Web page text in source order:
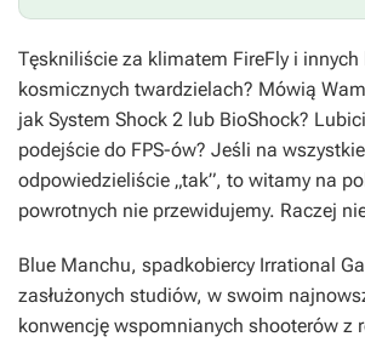
Tęskniliście za klimatem FireFly i
kosmicznych twardzielach? Mówią
jak System Shock 2 lub BioShock?
podejście do FPS-ów? Jeśli na
odpowiedzieliście „tak”, to witamy na
powrotnych nie przewidujemy. Raczej
Blue Manchu, spadkobiercy Irrational
zasłużonych studiów, w swoim
konwencję wspomnianych shooterów z